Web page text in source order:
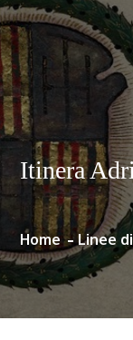
Itinera
Home Linee